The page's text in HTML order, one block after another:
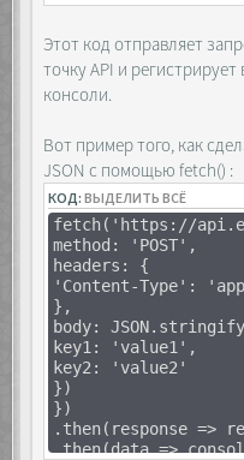
<script>
const list =
container =
buttons =
span')];
img').forEach(el =>
});
});
Этот код отправляет
точку API и
консоли.
Вот пример того, как
JSON с помощью fetch() :
КОД:ВЫДЕЛИТЬ ВСЁ
fetch('https://
method: 'POST',
headers: {
'Content-Type':
},
body:
key1: 'value1',
key2: 'value2'
})
})
.then(response =>
.then(data =>